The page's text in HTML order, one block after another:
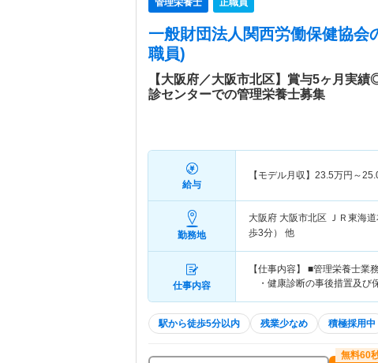
管理栄養士 正職員
一般財団法人関西労働保健協会
職員)
【大阪府／大阪市北区】賞与5ヶ月実
診センターでの管理栄養士募集
給与
【モデル月収】 23.5万円～
勤務地
大阪府 大阪市北区 ＪＲ東海
歩3分） 他
仕事内容
【仕事内容】 ■管理栄養士
・健康診断の事後措置及
駅から徒歩5分以内 残業少なめ 積極採用中